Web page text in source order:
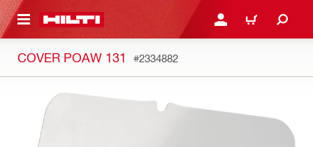
HOOFDINHOUD LOG IN OF REGISTREER
WINKELWAGEN
COVER POAW 131 #2334882